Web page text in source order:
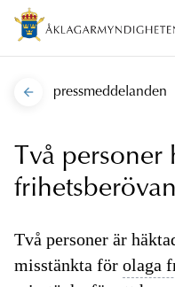
pressmeddelanden
Två personer
Två personer är
misstänkta för olaga